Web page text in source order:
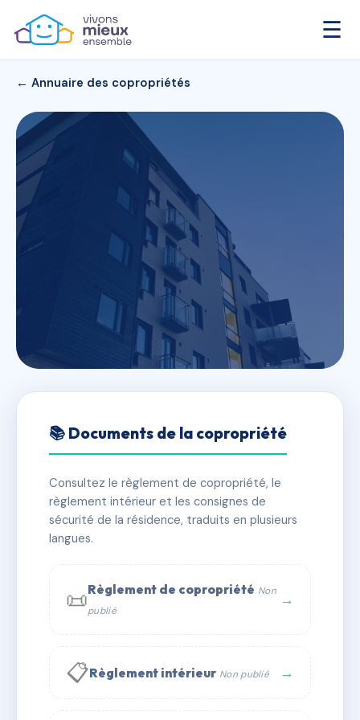
☰
← Annuaire des copropriétés
LA BELLE EPOQUE
✓ Immatriculée 🏠 43 lots 🏗 1 bâtiment(s)
📞 Contacter Syndic Digital
📚 Documents de la copropriété
Consultez le règlement de copropriété, le
règlement intérieur et les consignes de
sécurité de la résidence, traduits en plusieurs
langues.
📜Règlement de copropriété Non
publié
→
📋Règlement intérieur Non publié →